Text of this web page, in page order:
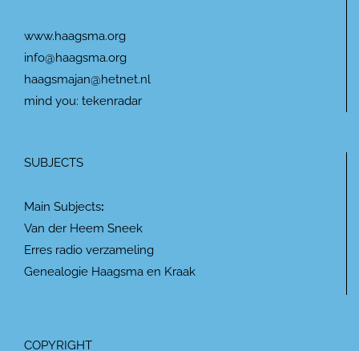
www.haagsma.org
info@haagsma.org
haagsmajan@hetnet.nl
mind you: tekenradar
SUBJECTS
Main Subjects:
Van der Heem Sneek
Erres radio verzameling
Genealogie Haagsma en Kraak
COPYRIGHT